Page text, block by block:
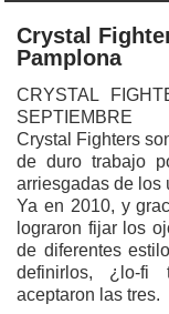
Crystal
Pamplona
CRYSTAL
SEPTIEMBRE
Crystal Fighters
de duro trabajo
arriesgadas de los
Ya en 2010, y
lograron fijar los
de diferentes
definirlos, ¿lo-fi
aceptaron las tres.